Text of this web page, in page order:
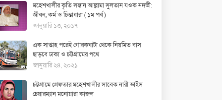
মহেশখালীর কৃতি সন্তান আল্লামা সুলতান যওক নদভী:
জীবন, কর্ম ও চিন্তাধারা ( ১ম পর্ব )
জানুয়ারি ১৩, ২০১৭
এক সাপ্তাহ পরেই গোরকঘাটা থেকে নিয়মিত বাস
ছাড়বে ঢাকা ও চট্টগ্রামের পথে
জানুয়ারি ২৪, ২০২১
চট্টগ্রামে গ্রেফতার মহেশখালীর সাবেক নারী ভাইস
চেয়ারম্যান মনোয়ারা কাজল